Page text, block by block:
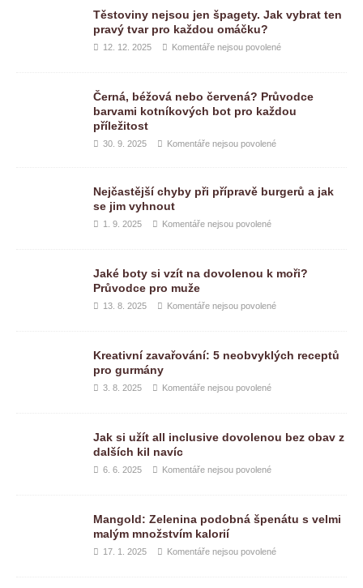
Těstoviny nejsou jen špagety. Jak vybrat ten
pravý tvar pro každou omáčku?
12. 12. 2025 Komentáře nejsou povolené
Černá, béžová nebo červená? Průvodce
barvami kotníkových bot pro každou
příležitost
30. 9. 2025 Komentáře nejsou povolené
Nejčastější chyby při přípravě burgerů a jak
se jim vyhnout
1. 9. 2025 Komentáře nejsou povolené
Jaké boty si vzít na dovolenou k moři?
Průvodce pro muže
13. 8. 2025 Komentáře nejsou povolené
Kreativní zavařování: 5 neobvyklých receptů
pro gurmány
3. 8. 2025 Komentáře nejsou povolené
Jak si užít all inclusive dovolenou bez obav z
dalších kil navíc
6. 6. 2025 Komentáře nejsou povolené
Mangold: Zelenina podobná špenátu s velmi
malým množstvím kalorií
17. 1. 2025 Komentáře nejsou povolené